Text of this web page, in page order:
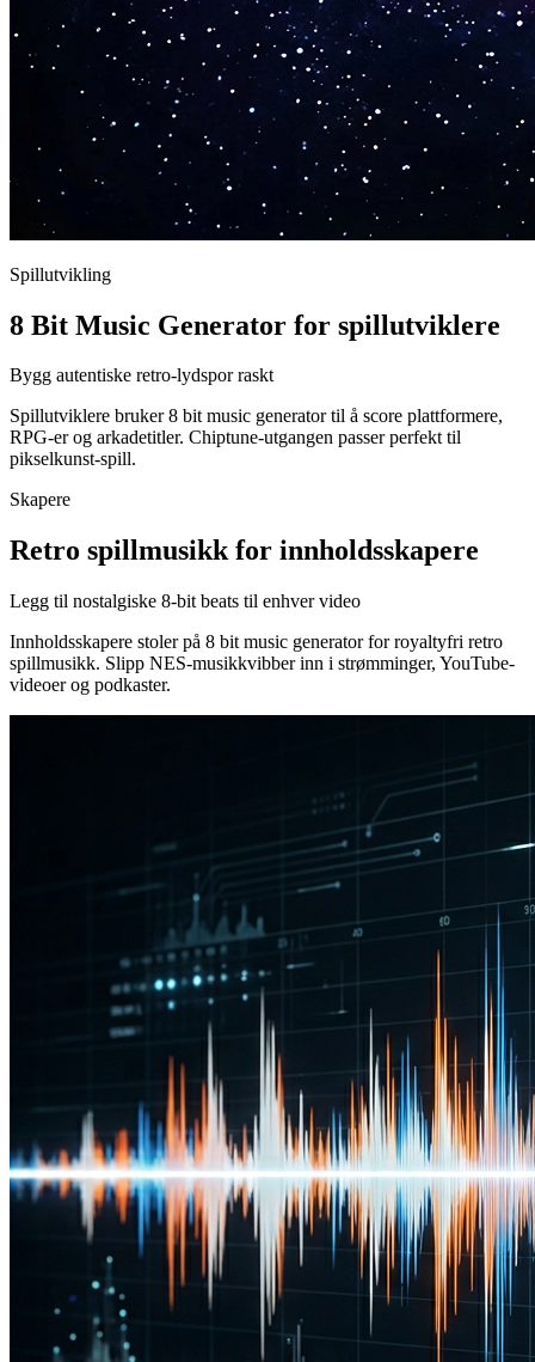
Spillutvikling
8 Bit Music Generator for spillutviklere
Bygg autentiske retro-lydspor raskt
Spillutviklere bruker 8 bit music generator til å score plattformere,
RPG-er og arkadetitler. Chiptune-utgangen passer perfekt til
pikselkunst-spill.
Skapere
Retro spillmusikk for innholdsskapere
Legg til nostalgiske 8-bit beats til enhver video
Innholdsskapere stoler på 8 bit music generator for royaltyfri retro
spillmusikk. Slipp NES-musikkvibber inn i strømminger, YouTube-
videoer og podkaster.